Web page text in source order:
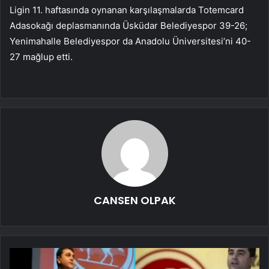
Ligin 11. haftasında oynanan karşılaşmalarda Totemcard
Adasokağı deplasmanında Üsküdar Belediyespor 39-26;
Yenimahalle Belediyespor da Anadolu Üniversitesi’ni 40-
27 mağlup etti.
CANSEN OLPAK